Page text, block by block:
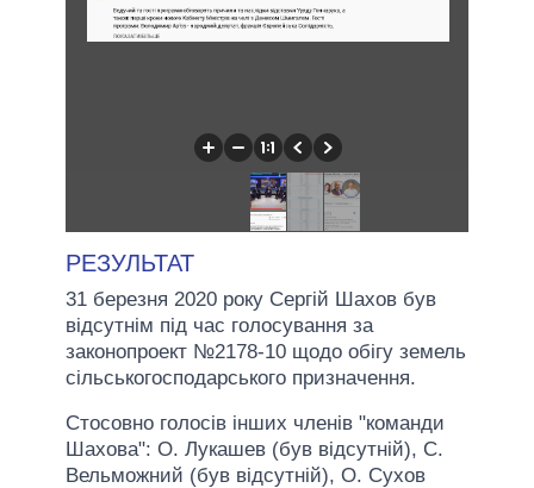
РЕЗУЛЬТАТ
31 березня 2020 року Сергій Шахов був
відсутнім під час голосування за
законопроект №2178-10 щодо обігу земель
сільськогосподарського призначення.
Стосовно голосів інших членів "команди
Шахова": О. Лукашев (був відсутній), С.
Вельможний (був відсутній), О. Сухов